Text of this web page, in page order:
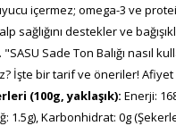
içermez; omega-3 ve
sağlığını destekler ve
Sade Ton Balığı nasıl
İşte bir tarif ve öneriler! Afiyet
(100g, yaklaşık): Enerji:
1.5g), Karbonhidrat: 0g